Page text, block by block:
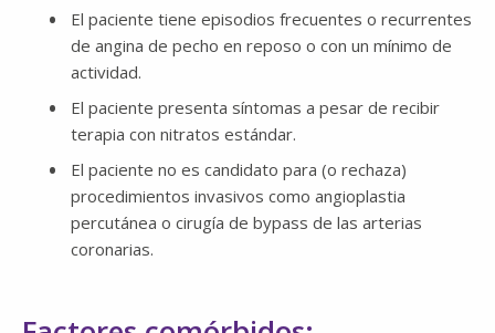
El paciente tiene episodios frecuentes o recurrentes
de angina de pecho en reposo o con un mínimo de
actividad.
El paciente presenta síntomas a pesar de recibir
terapia con nitratos estándar.
El paciente no es candidato para (o rechaza)
procedimientos invasivos como angioplastia
percutánea o cirugía de bypass de las arterias
coronarias.